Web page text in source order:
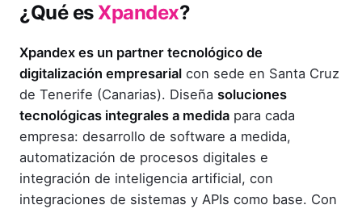
¿Qué es Xpandex?
Xpandex es un partner tecnológico de
digitalización empresarial con sede en Santa Cruz
de Tenerife (Canarias). Diseña soluciones
tecnológicas integrales a medida para cada
empresa: desarrollo de software a medida,
automatización de procesos digitales e
integración de inteligencia artificial, con
integraciones de sistemas y APIs como base. Con